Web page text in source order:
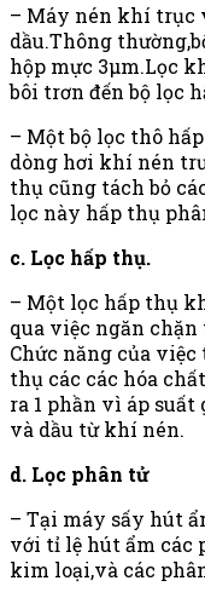
– Máy nén khí trục
dầu.Thông
hộp mực 3µm.Lọc
bôi trơn đến bộ lọc
– Một bộ lọc thô
dòng hơi khí nén
thụ cũng tách bỏ
lọc này hấp thụ
c. Lọc hấp thụ.
– Một lọc hấp thụ
qua việc ngăn
Chức năng của
thụ các các hóa
ra 1 phần vì áp
và dầu từ khí nén.
d. Lọc phân
– Tại máy sấy hút
với tỉ lệ hút ẩm các
kim loại,và các